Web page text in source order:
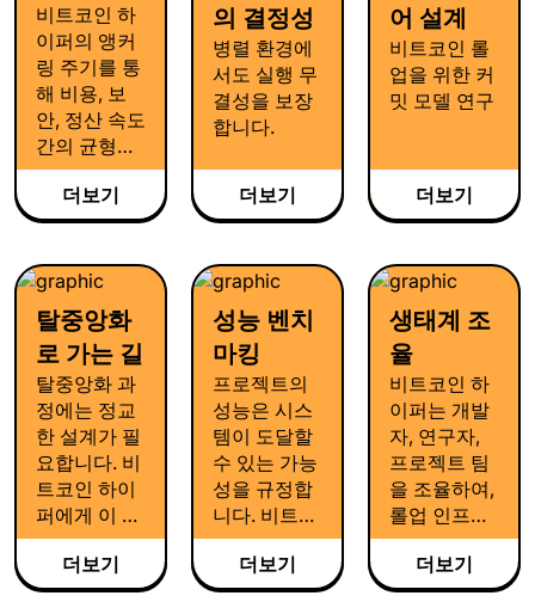
비트코인 하
이퍼의 앵커
링 주기를 통
해 비용, 보
안, 정산 속도
간의 균형과,
유연한 앵커
설정이 파이
널리티와 복
떤 영향을 미
봅니다.
더보기
의 결정성
병렬 환경에
서도 실행 무
결성을 보장
합니다.
더보기
어 설계
비트코인 롤
업을 위한 커
밋 모델 연구
더보기
탈중앙화
로 가는 길
탈중앙화 과
정에는 정교
한 설계가 필
요합니다. 비
트코인 하이
퍼에게 이 과
정은 개발팀
의 중심이 됩
니다. 시퀀서
더보기
성능 벤치
마킹
프로젝트의
성능은 시스
템이 도달할
수 있는 가능
성을 규정합
니다. 비트코
인 하이퍼에
게 성능 최적
화란 비트코
더보기
생태계 조
율
비트코인 하
이퍼는 개발
자, 연구자,
프로젝트 팀
을 조율하여,
롤업 인프라
가 단순 코드
가 아닌 번창
하는 생태계
더보기